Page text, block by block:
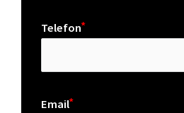
Telefon
Email